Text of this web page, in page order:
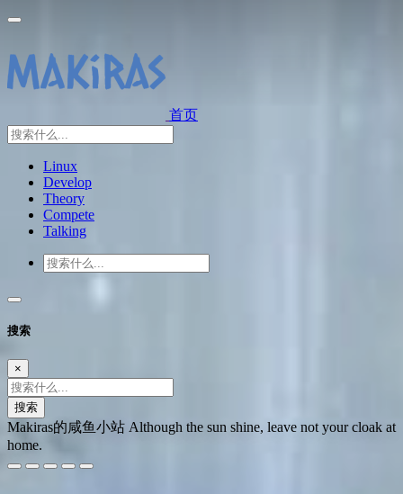
首页
Linux
Develop
Theory
Compete
Talking
搜索
×
搜索
Makiras的咸鱼小站 Although the sun shine, leave not your cloak at
home.